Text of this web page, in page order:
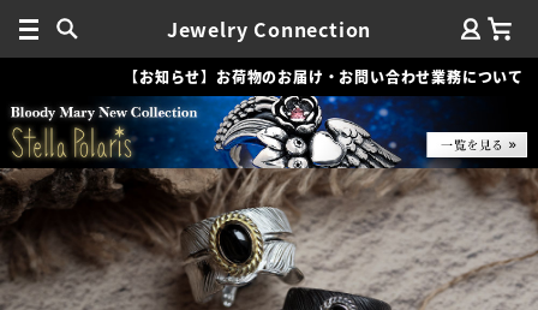
Jewelry Connection
【お知らせ】お荷物のお届け・お問い合わせ業務について